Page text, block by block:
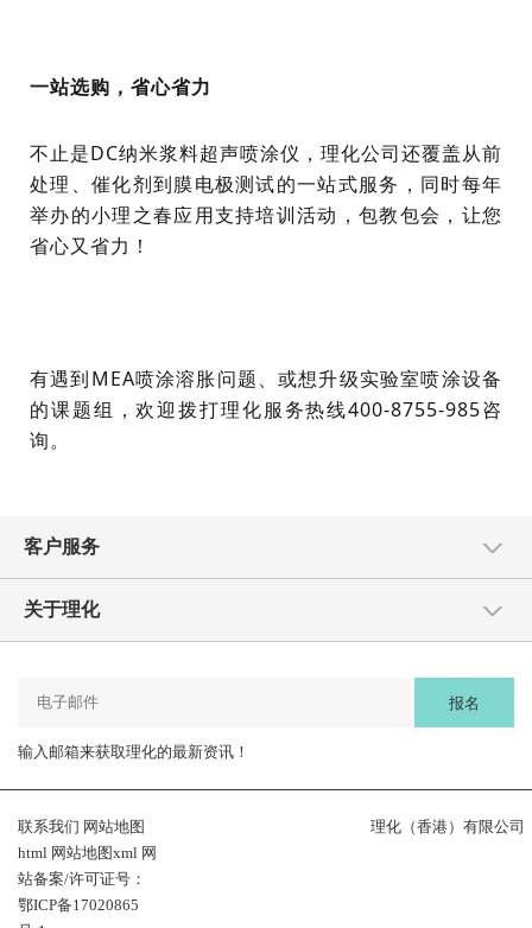
一站选购，省心省力
不止是DC纳米浆料超声喷涂仪，理化公司还覆盖从前
处理、催化剂到膜电极测试的一站式服务，同时每年
举办的小理之春应用支持培训活动，包教包会，让您
省心又省力！
有遇到MEA喷涂溶胀问题、或想升级实验室喷涂设备
的课题组，欢迎拨打理化服务热线400-8755-985咨
询。
客户服务
关于理化
报名
输入邮箱来获取理化的最新资讯！
联系我们 网站地图
html 网站地图xml 网
站备案/许可证号：
鄂ICP备17020865
理化（香港）有限公司